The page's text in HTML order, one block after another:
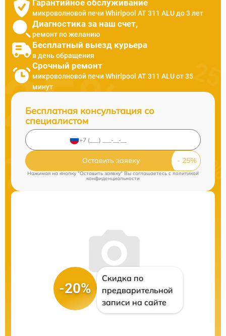
Гарантийное обслуживание
микроволновой печи Whirlpool AT 311 ALU до 3 лет
Диагностика за наш счет,
ремонт по желанию
Бесплатный выезд курьера
в день обращения
Срочный ремонт
микроволновой печи Whirlpool AT 311 ALU от 35
минут
Бесплатная консультация со
специалистом
Оставить заявку
Нажимая на кнопку "Оставить заявку" Вы соглашаетесь c политикой
конфиденциальности
-20%
Скидка по
предварительной
записи на сайте